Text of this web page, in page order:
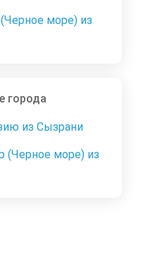
море) из
города
из Сызрани
(Черное море) из